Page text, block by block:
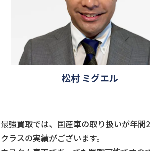
松村 ミグエル
最強買取では、国産車の取り扱いが年
クラスの実績がございます。